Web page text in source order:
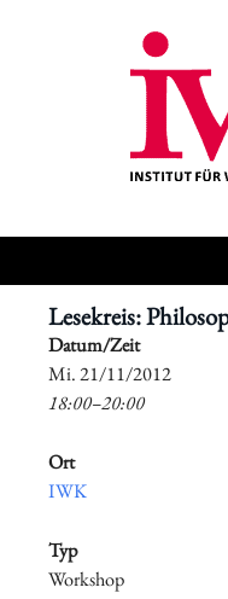
Lesekreis:
Datum/Zeit
​Mi. 21/11/2012
18:00–20:00
Ort
IWK
Typ
Workshop